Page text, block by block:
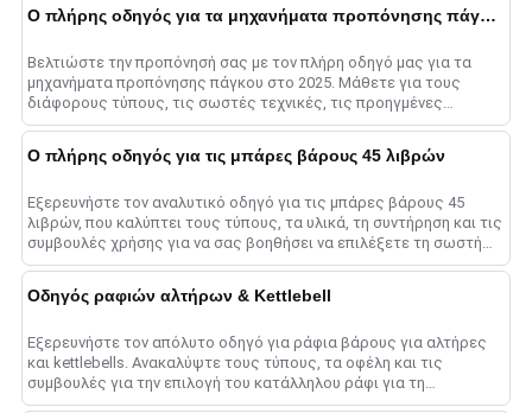
Ο πλήρης οδηγός για τα μηχανήματα προπόνησης πάγκου το 2025
Βελτιώστε την προπόνησή σας με τον πλήρη οδηγό μας για τα
μηχανήματα προπόνησης πάγκου στο 2025. Μάθετε για τους
διάφορους τύπους, τις σωστές τεχνικές, τις προηγμένες
μεθόδους και το ......
Ο πλήρης οδηγός για τις μπάρες βάρους 45 λιβρών
Εξερευνήστε τον αναλυτικό οδηγό για τις μπάρες βάρους 45
λιβρών, που καλύπτει τους τύπους, τα υλικά, τη συντήρηση και τις
συμβουλές χρήσης για να σας βοηθήσει να επιλέξετε τη σωστή
μπάρα για μεγιστοποίηση......
Οδηγός ραφιών αλτήρων & Kettlebell
Εξερευνήστε τον απόλυτο οδηγό για ράφια βάρους για αλτήρες
και kettlebells. Ανακαλύψτε τους τύπους, τα οφέλη και τις
συμβουλές για την επιλογή του κατάλληλου ράφι για τη
βελτιστοποίηση του γυμναστηρίου σας sp......